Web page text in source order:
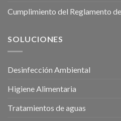
Cumplimiento del Reglamento
SOLUCIONES
Desinfección Ambiental
Higiene Alimentaria
Tratamientos de aguas